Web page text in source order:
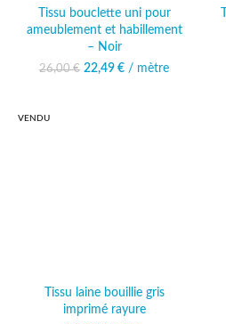
Tissu bouclette uni pour
ameublement et habillement
– Noir
26,00€
Le prix initial était :
22,49 €
Le prix
/ mètre
VENDU
Tissu laine bouillie gris
imprimé rayure